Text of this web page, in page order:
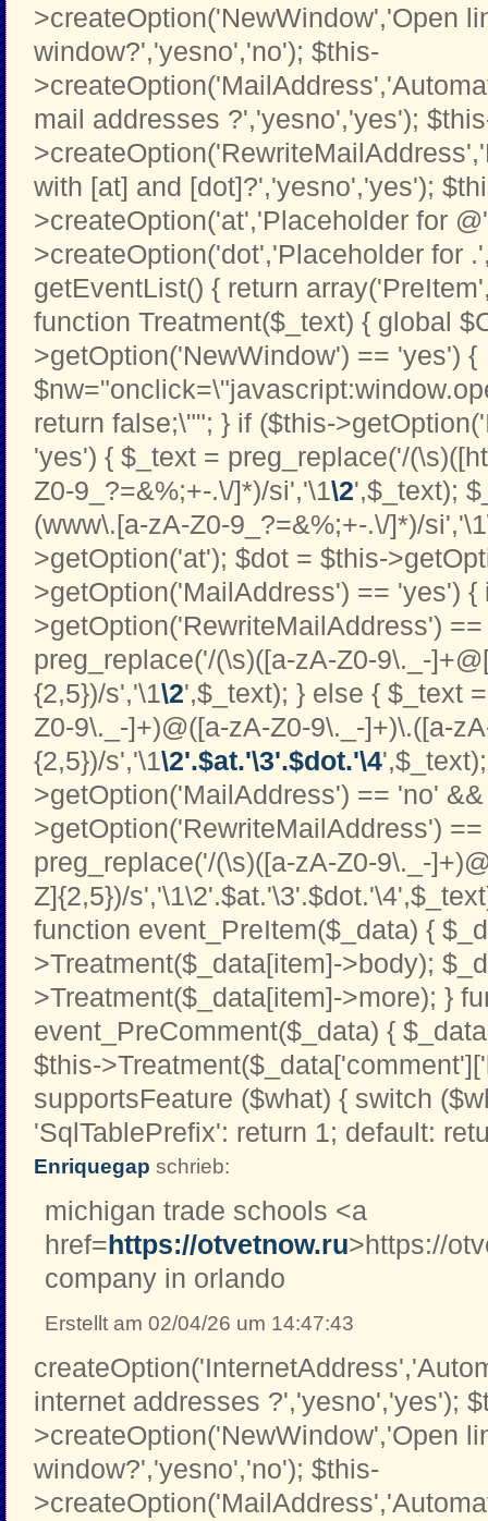
>createOption('NewWindow','Open
window?','yesno','no'); $this-
mail addresses ?','yesno','yes');
with [at] and [dot]?','yesno','yes');
>createOption('at','Placeholder for
>createOption('dot','Placeholder for
getEventList() { return
function Treatment($_text) { global
>getOption('NewWindow') == 'yes') {
return false;\""; } if ($this-
'yes') { $_text = preg_replace('/
Z0-9_?=&%;+-.\/]*)/si','\1\2',$_text);
(www\.[a-zA-Z0-9_?=&%;+-.\/]*)/si','\1
>getOption('at'); $dot = $this-
>getOption('MailAddress') == 'yes') {
>getOption('RewriteMailAddress')
preg_replace('/(\s)([a-zA-Z0-9\._-
{2,5})/s','\1\2',$_text); } else { $_text
Z0-9\._-]+)@([a-zA-Z0-9\._-]+)\.([a-
{2,5})/s','\1\2'.$at.'\3'.$dot.'\4
>getOption('MailAddress') == 'no'
>getOption('RewriteMailAddress')
preg_replace('/(\s)([a-zA-Z0-9\._-
Z]{2,5})/
function event_PreItem($_data) {
>Treatment($_data[item]->body);
>Treatment($_data[item]->more); }
event_PreComment($_data) {
$this-
supportsFeature ($what) { switch
'SqlTablePrefix': return 1; default:
Enriquegap schrieb:
michigan trade schools <a
href= https://otvetnow.ru>https://
company in orlando
Erstellt am 02/04/26 um 14:47:43
internet addresses ?','yesno','yes');
>createOption('NewWindow','Open
window?','yesno','no'); $this-